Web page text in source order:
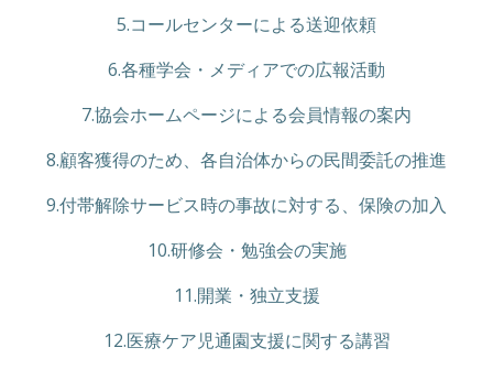
5.コールセンターによる送迎依頼
6.各種学会・メディアでの広報活動
7.協会ホームページによる会員情報の案内
8.顧客獲得のため、各自治体からの民間委託の推進
9.付帯解除サービス時の事故に対する、保険の加入
10.研修会・勉強会の実施
11.開業・独立支援
12.医療ケア児通園支援に関する講習